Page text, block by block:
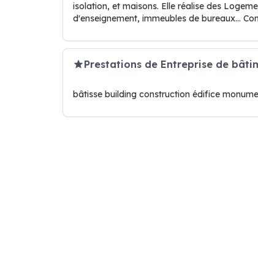
isolation, et maisons. Elle réalise des
d'enseignement, immeubles de bureaux…
Prestations de Entreprise de
bâtisse building construction édifice